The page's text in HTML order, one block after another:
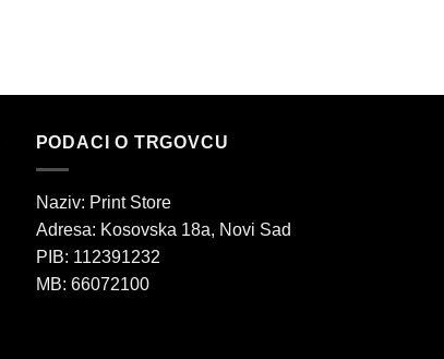
PODACI O TRGOVCU
Naziv: Print Store
Adresa: Kosovska 18a, Novi Sad
PIB: 112391232
MB: 66072100